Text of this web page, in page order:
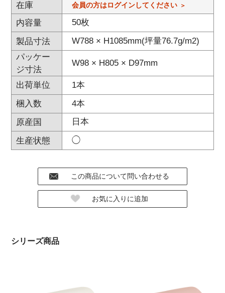
在庫 会員の方はログインしてください
内容量
50枚
製品寸法
W788 × H1085mm(坪量76.7g/m2)
パッケー
ジ寸法
W98 × H805 × D97mm
出荷単位
1本
梱入数
4本
原産国
日本
生産状態
◯
シリーズ商品